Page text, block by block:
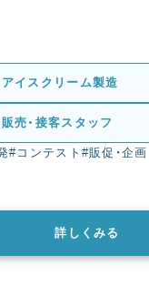
アイスクリーム製造
販売・接客スタッフ
#コンテスト #販促・企画
詳しくみる